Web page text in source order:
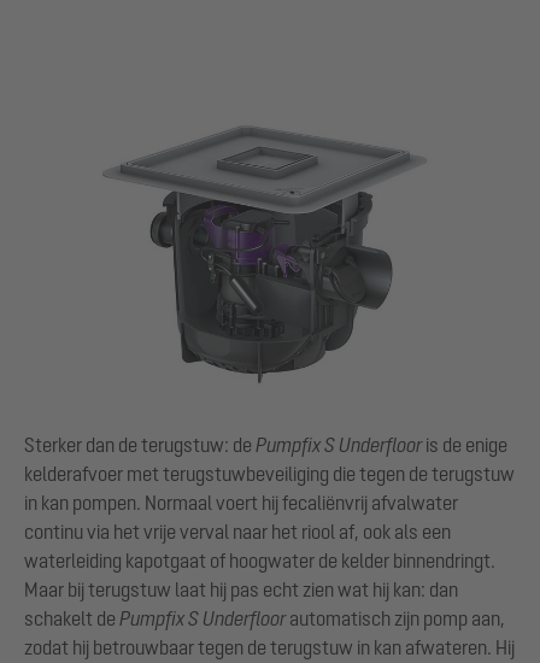
Sterker dan de terugstuw: de Pumpfix S Underflooris de enige
kelderafvoer met terugstuwbeveiliging die tegen de terugstuw
in kan pompen. Normaal voert hij fecaliënvrij afvalwater
continu via het vrije verval naar het riool af, ook als een
waterleiding kapotgaat of hoogwater de kelder binnendringt.
Maar bij terugstuw laat hij pas echt zien wat hij kan: dan
schakelt de Pumpfix S Underfloorautomatisch zijn pomp aan,
zodat hij betrouwbaar tegen de terugstuw in kan afwateren. Hij